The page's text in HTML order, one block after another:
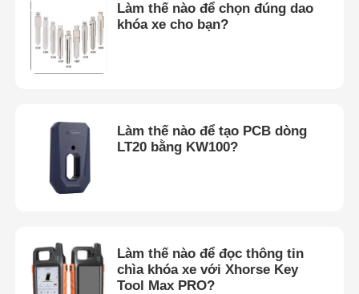
Làm thế nào để chọn đúng dao
khóa xe cho bạn?
Làm thế nào để tạo PCB dòng
LT20 bằng KW100?
Làm thế nào để đọc thông tin
chìa khóa xe với Xhorse Key
Tool Max PRO?